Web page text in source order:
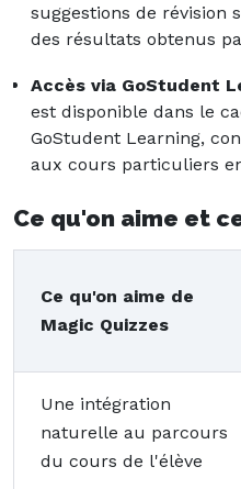
suggestions de révision
des résultats obtenus
Accès via GoStudent
est disponible dans le
GoStudent Learning,
aux cours particuliers
Ce qu'on aime et
Ce qu'on aime de
Magic Quizzes
Une intégration
naturelle au parcours
du cours de l'élève